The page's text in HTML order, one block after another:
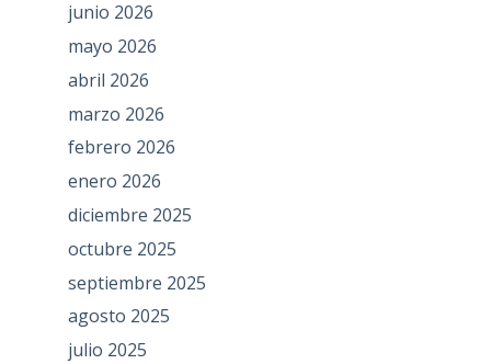
junio 2026
mayo 2026
abril 2026
marzo 2026
febrero 2026
enero 2026
diciembre 2025
octubre 2025
septiembre 2025
agosto 2025
julio 2025